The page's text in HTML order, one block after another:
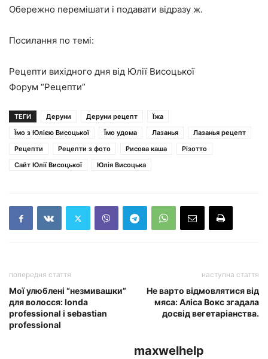
Обережно перемішати і подавати відразу ж.
Посилання по темі:
Рецепти вихідного дня від Юлії Висоцької
Форум “Рецепти”
ТЕГИ Деруни Деруни рецепт
Їжа
Їмо з Юлією Висоцької
Їмо удома Лазанья
Лазанья рецепт
Рецепти
Рецепти з фото Рисова каша
Різотто
Сайт Юлії Висоцької
Юлія Висоцька
попередня стаття
Мої улюблені “незмивашки”
для волосся: londa
professional і sebastian
professional
наступна стаття
Не варто відмовлятися від
мяса: Аліса Вокс згадала
досвід вегетаріанства.
maxwelhelp